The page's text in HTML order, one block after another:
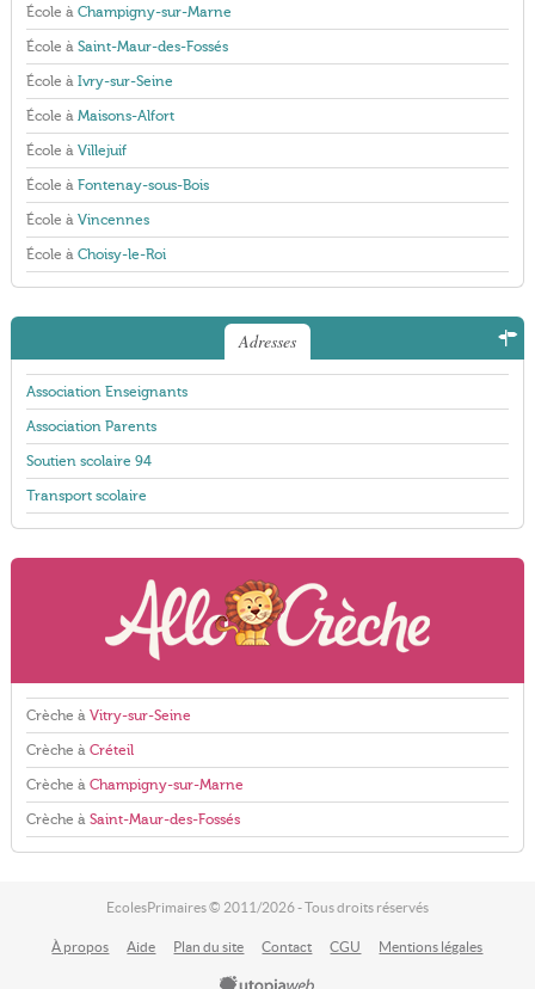
École à Champigny-sur-Marne
École à Saint-Maur-des-Fossés
École à Ivry-sur-Seine
École à Maisons-Alfort
École à Villejuif
École à Fontenay-sous-Bois
École à Vincennes
École à Choisy-le-Roi
Adresses
Association Enseignants
Association Parents
Soutien scolaire 94
Transport scolaire
Crèche à Vitry-sur-Seine
Crèche à Créteil
Crèche à Champigny-sur-Marne
Crèche à Saint-Maur-des-Fossés
EcolesPrimaires © 2011/2026 - Tous droits réservés
À propos Aide Plan du site Contact CGU Mentions légales